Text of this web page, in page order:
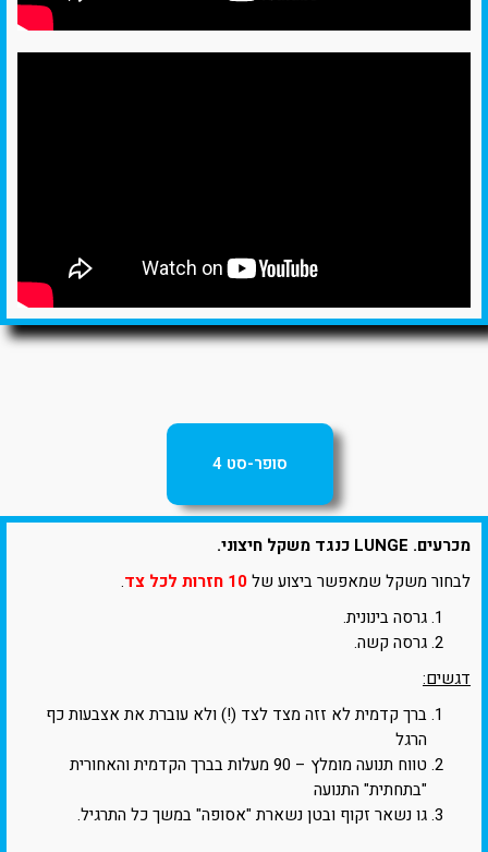
סופר-סט 4
מכרעים. LUNGE כנגד משקל חיצוני.
לבחור משקל שמאפשר ביצוע של10 חזרות לכל צד
.
גרסה בינונית.
גרסה קשה.
דגשים:
ברך קדמית לא זזה מצד לצד (!) ולא עוברת את אצבעות כף
הרגל
טווח תנועה מומלץ – 90 מעלות בברך הקדמית והאחורית
"בתחתית" התנועה
גו נשאר זקוף ובטן נשארת "אסופה" במשך כל התרגיל.